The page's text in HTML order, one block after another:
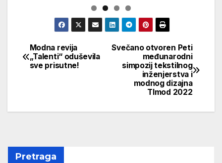
Navigacija
članaka
Svečano otvoren Peti
međunarodni
simpozij tekstilnog
inženjerstva i
modnog dizajna
TImod 2022
Modna revija
„Talenti“ oduševila
sve prisutne!
Pretraga